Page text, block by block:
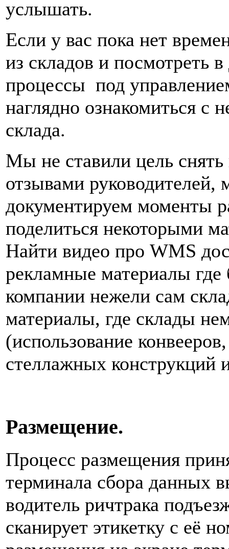
услышать.
Если у вас пока нет
из складов и посмотреть
процессы под
наглядно ознакомиться с
склада.
Мы не ставили цель
отзывами руководителей,
документируем моменты
поделиться некоторыми
Найти видео про WMS
рекламные материалы
компании нежели сам
материалы, где склады
(использование
стеллажных конструкций
Размещение.
Процесс размещения
терминала сбора данных
водитель ричтрака
сканирует этикетку с её